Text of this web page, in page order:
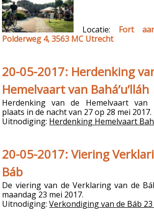
Locatie: Fort
Polderweg 4, 3563 MC Utrecht
20-05-2017: Herdenking
Hemelvaart van Bahá’u’lláh
Herdenking van de Hemelvaart van
plaats in de nacht van 27 op 28 mei 2017.
Uitnodiging: Herdenking Hemelvaart
20-05-2017: Viering
Báb
De viering van de Verklaring van de
maandag 23 mei 2017.
Uitnodiging:Verkondiging van de Báb